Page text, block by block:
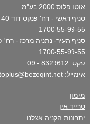
אוטו פלוס 2000 בע"מ
1700-55-99-55
1700-55-99-55
פקס: 8329612 - 09
אימייל: autoplus@bezeqint.net
מימון
טרייד אין
יתרונות הקניה אצלנו